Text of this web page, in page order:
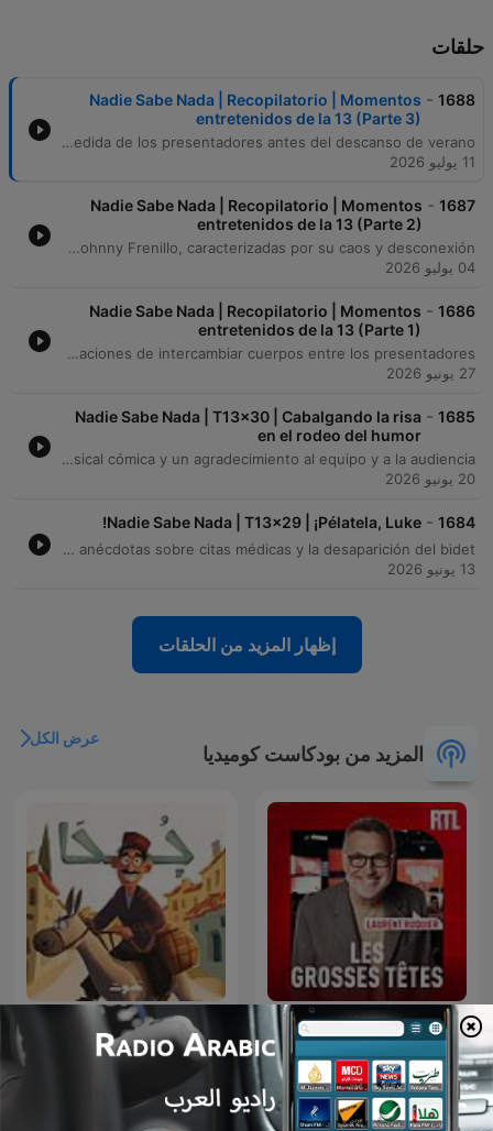
حلقات
1688
-
Nadie Sabe Nada | Recopilatorio | Momentos
entretenidos de la 13 (Parte 3)
Un recorrido por lo mejor de la temporada 13 de 'Nadie sabe nada', que incluye desde anécdotas sobre la construcción de la Villa Olímpica de Barcelona y fallos estructurales en edificios, hasta reflexiones cómicas sobre la rutina y experiencias en resonancias magnéticas. El episodio transita por juegos, curiosidades históricas sobre el tratado de Utrecht y debates absurdos sobre el uso de secadores de pelo, concluyendo con la despedida de los presentadores antes del descanso de verano.
11 يوليو 2026
1687
-
Nadie Sabe Nada | Recopilatorio | Momentos
entretenidos de la 13 (Parte 2)
El episodio comienza con una recopilación de anécdotas personales sobre cumpleaños y diferencias de edad, incluyendo una parodia de una radio antigua de onda media (AM). Posteriormente, los presentadores improvisan canciones, comparten recuerdos de infancia y presentan a Silver Balloon Balsells en una sección de humor negro y tecnología adversa. El segmento final cuenta con la participación del invitado Silver, quien bromea sobre su supuesta responsabilidad en la incomodidad de los viajes en avión. El programa concluye con las actuaciones musicales de Alberto y Johnny Frenillo, caracterizadas por su caos y desconexión.
04 يوليو 2026
1686
-
Nadie Sabe Nada | Recopilatorio | Momentos
entretenidos de la 13 (Parte 1)
Mia Fon presenta un recopilatorio de la temporada 13 de Nadie Sabe Nada, que incluye sketches sobre la tecnología de las tostadoras y un intento de contacto con el fallecido Doctor Polipo mediante una sesión de espiritismo. El episodio también aborda la distorsión temporal entre la grabación y la emisión, comparte la anécdota de un instalador de ventiladores que bebió vinagre para frenar el hipo y debate sobre las implicaciones de intercambiar cuerpos entre los presentadores.
27 يونيو 2026
1685
-
Nadie Sabe Nada | T13x30 | Cabalgando la risa
en el rodeo del humor
En el último programa de la temporada regular de Nadie Sabe Nada, los presentadores estrenan un nuevo juego basado en inteligencia artificial llamado 'Words People' y reflexionan sobre la evolución de la croqueta. El episodio recorre diversas anécdotas personales, desde experiencias gastronómicas con el pie de cerdo hasta teorías sobre la inteligencia de los pulpos y disputas domésticas por la organización de bolígrafos. El programa continúa abordando preguntas de los oyentes sobre la calidad del café en Italia, la experiencia de viajar en avión y dilemas culinarios sobre el aliño de ensaladas. La emisión concluye con una despedida de temporada que incluye una improvisación musical cómica y un agradecimiento al equipo y a la audiencia.
20 يونيو 2026
1684
-
Nadie Sabe Nada | T13x29 | ¡Pélatela, Luke!
En este episodio de Nadie Sabe Nada, Andreu Buenafuente y Berto Romero reflexionan sobre el final de la temporada, abordando temas que van desde la sexología y la percepción de la voz hasta curiosidades históricas. A través de un dinámico intercambio de preguntas del público, los presentadores debaten sobre la configuración del teclado QWERTY, la física en Star Wars y la higiene en los baños. El programa también incluye juegos como 'Birthdays', menciones a la labor de Payasos sin Fronteras y una charla sobre los cambios que acompañan al paso de la edad, cerrando con anécdotas sobre citas médicas y la desaparición del bidet.
13 يونيو 2026
إظهار المزيد من الحلقات
المزيد من بودكاست كوميديا
عرض الكل
Les Grosses Têtes Juha | جحا